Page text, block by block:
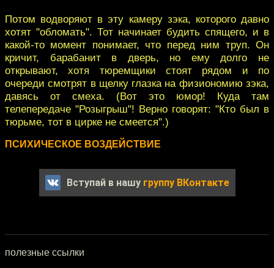
Потом водворяют в эту камеру зэка, которого давно
хотят "обломать". Тот начинает будить спящего, и в
какой-то момент понимает, что перед ним труп. Он
кричит, барабанит в дверь, но ему долго не
открывают, хотя тюремщики стоят рядом и по
очереди смотрят в щелку глазка на физиономию зэка,
давясь от смеха. (Вот это юмор! Куда там
телепередаче "Розыгрыш"! Верно говорят: "Кто был в
тюрьме, тот в цирке не смеется".)
ПСИХИЧЕСКОЕ ВОЗДЕЙСТВИЕ
Вступай в нашу группу ВКонтакте
полезные ссылки